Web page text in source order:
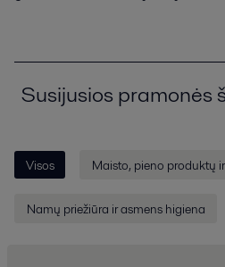
Susijusios pramonės
Visos Maisto, pieno produktų
Namų priežiūra ir asmens higiena